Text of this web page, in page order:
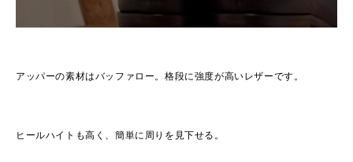
アッパーの素材はバッファロー。格段に強度が高いレザーです。
ヒールハイトも高く、簡単に周りを見下せる。